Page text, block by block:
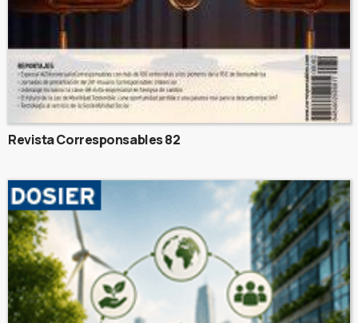
Revista Corresponsables 82